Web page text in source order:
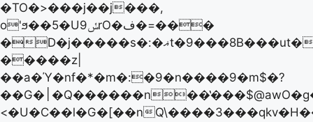
�TO�>���j��j���,
o'ϧ��5�Uݽ9rO�ف�=���
�D�j�����s�:�ޣt�9���8B���ut�>.��ʠo�\7��@p���=����6O�89�T�Q��[�6ܣ
�����z|
��a�Ύ�nf�*�m�:�9�n����9�m$�?
��G�׀�Q������n��̔���$@awO�g�׻��p6೻�ٸy$O�Umw�q�����}
<�U�C��l�G�[��n